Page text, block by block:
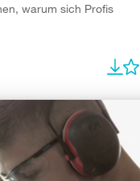
warum sich Profis